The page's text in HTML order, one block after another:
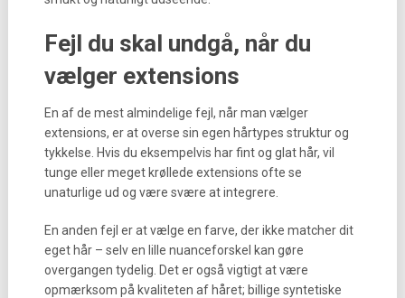
Fejl du skal undgå, når du
vælger extensions
En af de mest almindelige fejl, når man vælger
extensions, er at overse sin egen hårtypes struktur og
tykkelse. Hvis du eksempelvis har fint og glat hår, vil
tunge eller meget krøllede extensions ofte se
unaturlige ud og være svære at integrere.
En anden fejl er at vælge en farve, der ikke matcher dit
eget hår – selv en lille nuanceforskel kan gøre
overgangen tydelig. Det er også vigtigt at være
opmærksom på kvaliteten af håret; billige syntetiske